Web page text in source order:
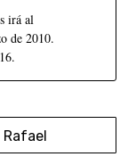
irá al
de 2010.